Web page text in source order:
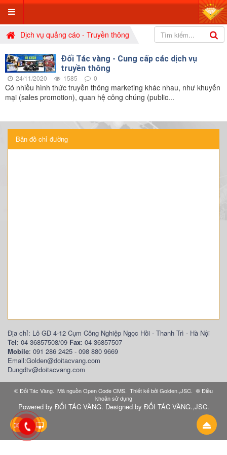
Dịch vụ quảng cáo - Truyền thông
Đối Tác vàng - Cung cấp các dịch vụ
truyền thông
24/11/2020 1585 0
Có nhiều hình thức truyền thông marketing khác nhau, như khuyến
mại (sales promotion), quan hệ công chúng (public...
Bản đồ chỉ đường
Địa chỉ: Lô GD 4-12 Cụm Công Nghiệp Ngọc Hồi - Thanh Trì - Hà Nội
Tel: 04 36857508/09 Fax: 04 36857507
Mobile: 091 286 2425 - 098 880 9669
Email:Golden@doitacvang.com
Dungdtv@doitacvang.com
©Đối Tác Vàng Mã nguồnOpen Code CMS Thiết kế bởiGolden.,JSC ❉Điều
khoản sử dụng
Powered by ĐỐI TÁC VÀNG. Designed by ĐỐI TÁC VÀNG.,JSC.